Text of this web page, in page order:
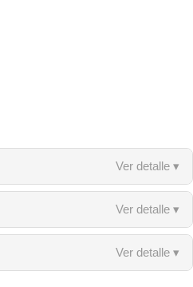
Ver detalle ▾
Ver detalle ▾
Ver detalle ▾